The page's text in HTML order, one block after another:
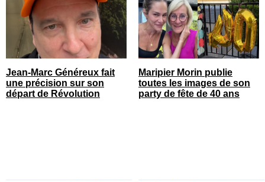
Jean-Marc Généreux fait
une précision sur son
départ de Révolution
Maripier Morin publie
toutes les images de son
party de fête de 40 ans